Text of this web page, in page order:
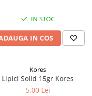
IN STOC
IN COS
Kores
Lipici Solid 15gr Kores
5,00 Lei